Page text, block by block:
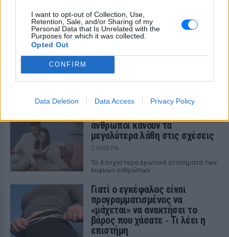
I want to opt-out of Collection, Use,
Retention, Sale, and/or Sharing of my
Personal Data that Is Unrelated with the
Purposes for which it was collected.
Opted Out
CONFIRM
Data Deletion Data Access Privacy Policy
ΣΤΗΝ ΙΔΙΑ ΚΑΤΗΓΟΡΙΑ
διακοπές και πώς θα τα
ΣΉΜΕΡΑ
άνθρωποι κάνουν τα
μεγαλύτερα λάθη στις σχέσεις
ΣΉΜΕΡΑ
Τα 4 συχνότερα ερωτικά ατοπήματα των
ευφυών ανθρώπων
Γιατί ο εγκέφαλος είναι
προγραμματισμένος να
«μάχεται» να ανακτήσει το
βάρος που χάσατε ‑ Τι λέει η
επιστήμη